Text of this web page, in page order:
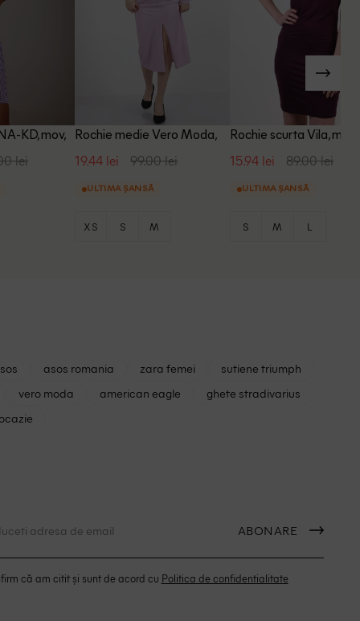
KD, mov,
lei
Rochie medie Vero Moda,
19.44 lei 99.00 lei
ULTIMA ȘANSĂ
XS S M
Rochie scurta Vila, mov
15.94 lei 89.00 lei
ULTIMA ȘANSĂ
S M L
asos romania zara femei
sutiene triumph
vero moda american eagle
ghete stradivarius
ABONARE
că am citit și sunt de acord cu Politica de confidentialitate